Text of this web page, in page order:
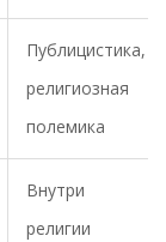
Публицистика,
религиозная
полемика
Внутри
религии